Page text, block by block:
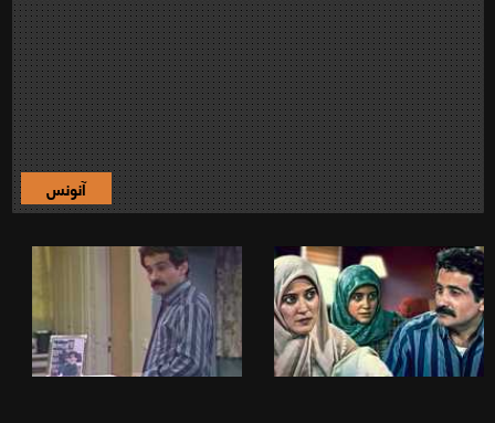
آنونس